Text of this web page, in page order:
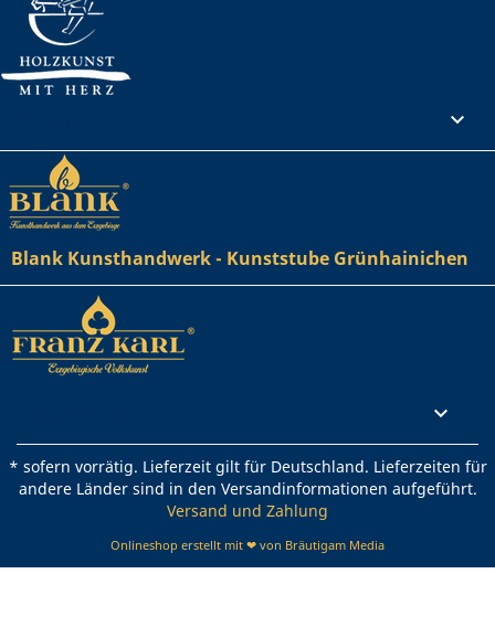

Blank Kunsthandwerk - Kunststube Grünhainichen

* sofern vorrätig. Lieferzeit gilt für Deutschland. Lieferzeiten für
andere Länder sind in den Versandinformationen aufgeführt.
Versand und Zahlung
Onlineshop erstellt mit ❤ von Bräutigam Media